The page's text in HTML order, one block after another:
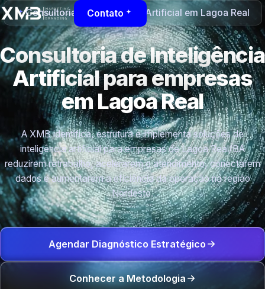
Contato
Consultoria de Inteligência Artificial em Lagoa Real
Consultoria de Inteligência
Artificial para empresas
em Lagoa Real
A XMB identifica, estrutura e implementa soluções de
inteligência artificial para empresas de Lagoa Real/BA
reduzirem retrabalho, acelerarem o atendimento, conectarem
dados e aumentarem a eficiência da operação na região
Nordeste.
Agendar Diagnóstico Estratégico
Conhecer a Metodologia